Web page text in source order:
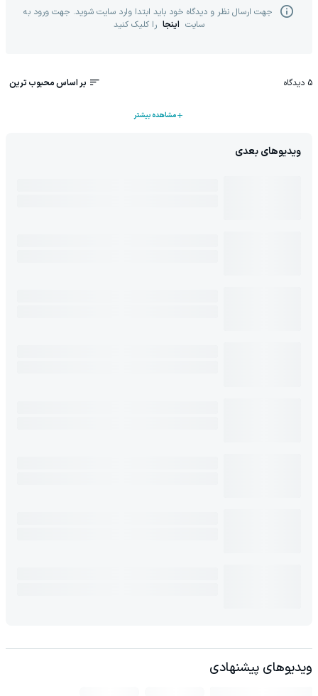
جهت ارسال نظر و دیدگاه خود باید ابتدا وارد سایت شوید. جهت ورود به
سایت اینجا را کلیک کنید
5 دیدگاه بر اساس محبوب ترین
مشاهده بیشتر
ویدیوهای بعدی
ویدیوهای پیشنهادی